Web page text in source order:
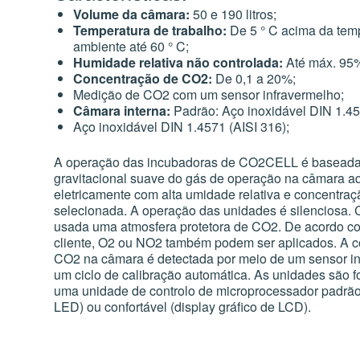
Volume da câmara: 50 e 190 litros;
Temperatura de trabalho: De 5 ° C acima da
ambiente até 60 ° C;
Humidade relativa não controlada: Até máx.
Concentração de CO2: De 0,1 a 20%;
Medição de CO2 com um sensor infravermelho;
Câmara interna: Padrão: Aço inoxidável DIN
Aço inoxidável DIN 1.4571 (AISI 316);
A operação das incubadoras de CO2CELL é
gravitacional suave do gás de operação na câmara
eletricamente com alta umidade relativa e
selecionada. A operação das unidades é silenciosa.
usada uma atmosfera protetora de CO2. De acordo
cliente, O2 ou NO2 também podem ser aplicados. A
CO2 na câmara é detectada por meio de um sensor
um ciclo de calibração automática. As unidades são
uma unidade de controlo de microprocessador
LED) ou confortável (display gráfico de LCD).
Contactos
info@paralab.pt
Assistência técnica
service@paralab.pt | 224 664 326*
Customização
cnp.service@paralab.pt | 220 434 032*
Porto
Rua Dr.
Manuel
4420-437
Gondomar
T. +351 224
F. +351 224